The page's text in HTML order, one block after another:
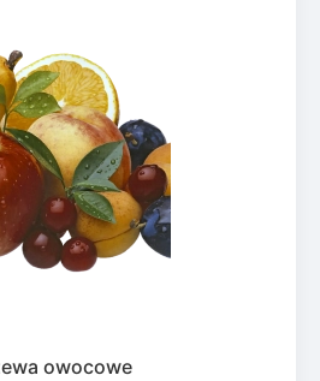
owocowe